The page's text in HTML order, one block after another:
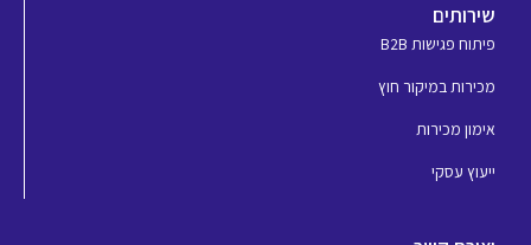
שירותים
פיתוח פגישות B2B
מכירות במיקור חוץ
אימון מכירות
ייעוץ עסקי